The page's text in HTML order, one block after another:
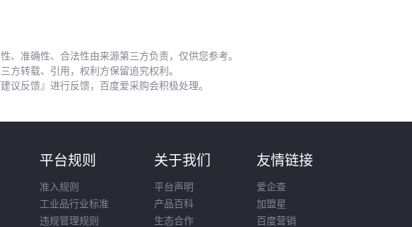
压缩机的长期性能很大程度上取决于日常维护的细致程度。润
滑油管理是典型例子：
不同机型对润滑油粘度、抗氧化性有特定要求，混用可能引
极端温度环境下需要选择特殊配方，例如低温工况需防凝固
、准确性、合法性由来源第三方负责，仅供您参考。
方转载、引用，权利方保留追究权利。
议反馈』进行反馈，百度爱采购会积极处理。
平台规则
准入规则
工业品行业标准
违规管理规则
关于我们
平台声明
产品百科
生态合作
友情链接
爱企查
加盟星
百度营销